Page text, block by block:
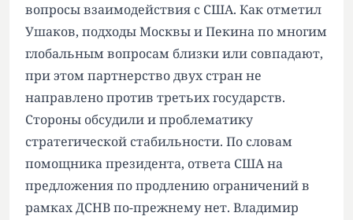
вопросы взаимодействия с США. Как отметил
Ушаков, подходы Москвы и Пекина по многим
глобальным вопросам близки или совпадают,
при этом партнерство двух стран не
направлено против третьих государств.
Стороны обсудили и проблематику
стратегической стабильности. По словам
помощника президента, ответа США на
предложения по продлению ограничений в
рамках ДСНВ по-прежнему нет. Владимир